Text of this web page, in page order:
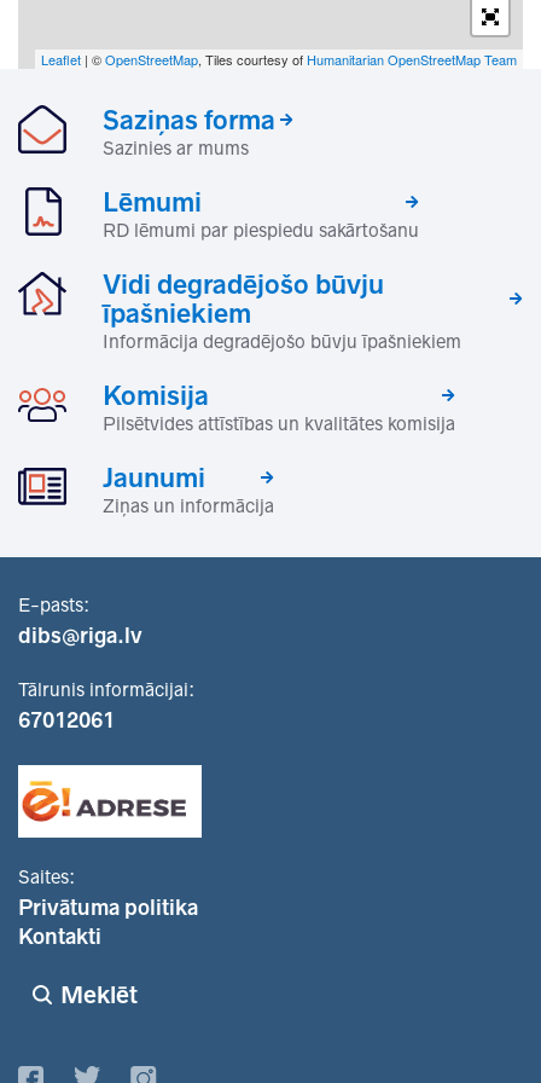
Leaflet | ©OpenStreetMap, Tiles courtesy of Humanitarian OpenStreetMap Team
Saziņas forma
Sazinies ar mums
Lēmumi
RD lēmumi par piespiedu sakārtošanu
Vidi degradējošo būvju
īpašniekiem
Informācija degradējošo būvju īpašniekiem
Komisija
Pilsētvides attīstības un kvalitātes komisija
Jaunumi
Ziņas un informācija
E-pasts:
dibs@riga.lv
Tālrunis informācijai:
67012061
Saites:
Privātuma politika
Kontakti
Meklēt